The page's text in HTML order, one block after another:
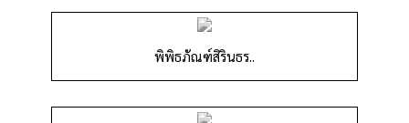
พิพิธภัณฑ์สิรินธร..